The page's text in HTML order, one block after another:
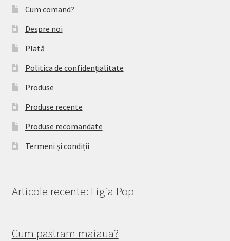
Cum comand?
Despre noi
Plată
Politica de confidențialitate
Produse
Produse recente
Produse recomandate
Termeni și condiții
Articole recente: Ligia Pop
Cum pastram maiaua?